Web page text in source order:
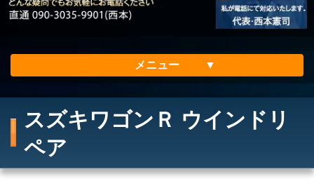
メニュー
会社案内
スズキワゴンＲ ウインドリ
ペア